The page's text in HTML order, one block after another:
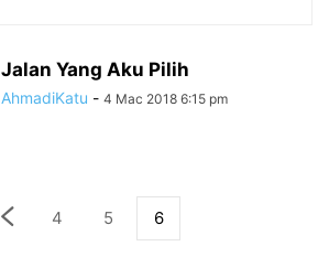
Jalan Yang Aku Pilih
AhmadiKatu - 4 Mac 2018 6:15 pm
4 5 6